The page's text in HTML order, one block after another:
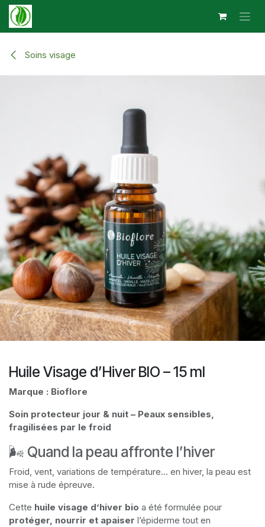
Se rendre au contenu
Soins visage
Huile Visage d’Hiver BIO – 15 ml
Marque : Bioflore
Soin protecteur jour & nuit – Peaux sensibles,
fragilisées par le froid
🌬️ Quand la peau affronte l’hiver
Froid, vent, variations de température… en hiver, la peau est
mise à rude épreuve.
Cette huile visage d’hiver bio a été formulée pour
protéger, nourrir et apaiser l’épiderme tout en